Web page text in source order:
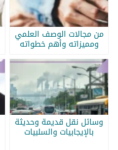
من مجالات الوصف العلمي
ومميزاته وأهم خطواته
وسائل نقل قديمة وحديثة
بالإيجابيات والسلبيات